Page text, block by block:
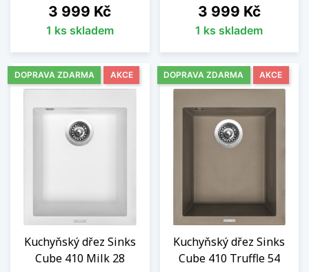
Cena
3 999 Kč
1 ks skladem
Cena
3 999 Kč
1 ks skladem
Kuchyňský dřez Sinks
Cube 410 Milk 28
DOPRAVA ZDARMA AKCE
Kuchyňský dřez Sinks
Cube 410 Truffle 54
DOPRAVA ZDARMA AKCE